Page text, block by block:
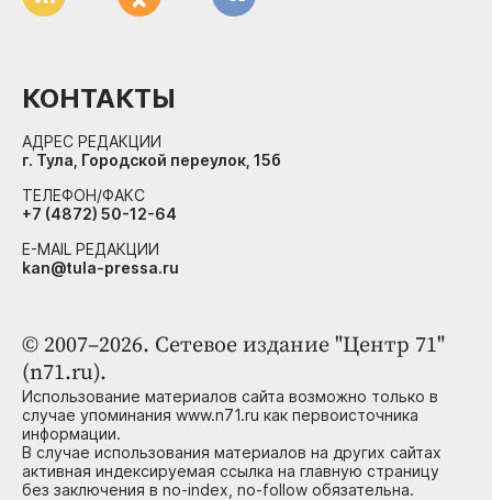
© 2007–2026. Сетевое издание "Центр 71"
(n71.ru).
Использование материалов сайта возможно только в
случае упоминания www.n71.ru как первоисточника
информации.
В случае использования материалов на других сайтах
активная индексируемая ссылка на главную страницу
без заключения в no-index, no-follow обязательна.
КОНТАКТЫ
АДРЕС РЕДАКЦИИ
г. Тула, Городской переулок, 15б
ТЕЛЕФОН/ФАКС
+7 (4872) 50-12-64
E-MAIL РЕДАКЦИИ
kan@tula-pressa.ru